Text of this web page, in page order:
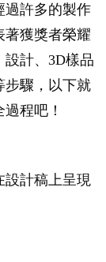
過許多的製作
著獲獎者榮耀
設計、3D樣品
步驟，以下就
程吧！
設計稿上呈現